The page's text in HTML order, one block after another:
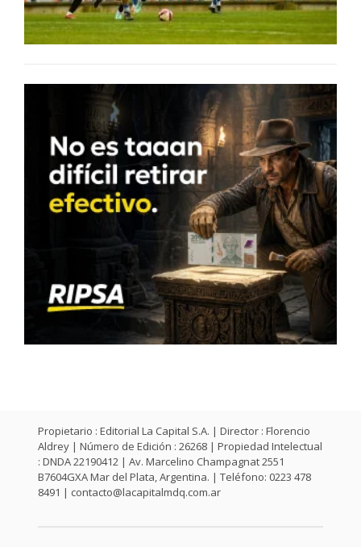
Propietario : Editorial La Capital S.A. | Director : Florencio
Aldrey | Número de Edición : 26268 | Propiedad Intelectual
: DNDA 22190412 | Av. Marcelino Champagnat 2551
B7604GXA Mar del Plata, Argentina. | Teléfono: 0223 478
8491 | contacto@lacapitalmdq.com.ar